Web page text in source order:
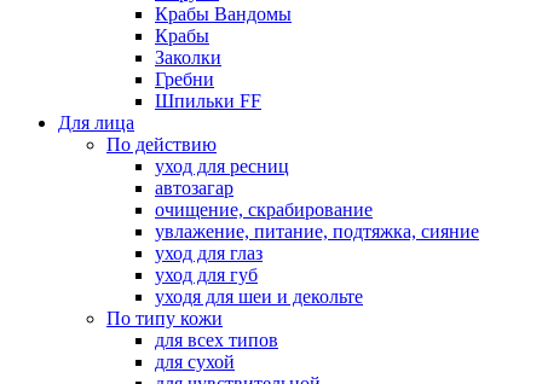
Крабы Вандомы
Крабы
Заколки
Гребни
Шпильки FF
Для лица
По действию
уход для ресниц
автозагар
очищение, скрабирование
увлажение, питание, подтяжка, сияние
уход для глаз
уход для губ
уходя для шеи и декольте
По типу кожи
для всех типов
для сухой